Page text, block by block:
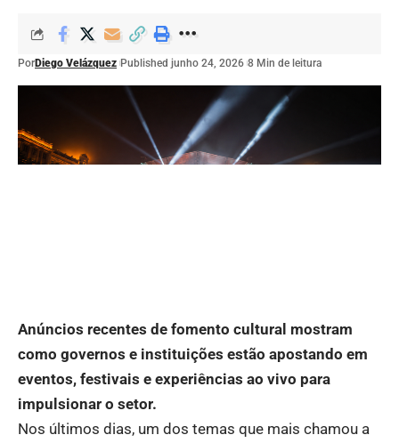
PorDiego Velázquez Published junho 24, 2026 8 Min de leitura
Anúncios recentes de fomento cultural mostram
como governos e instituições estão apostando em
eventos, festivais e experiências ao vivo para
impulsionar o setor.
Nos últimos dias, um dos temas que mais chamou a